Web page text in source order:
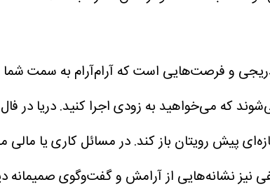
و فرصت‌هایی است که آرام‌آرام به سمت
که می‌خواهید به زودی اجرا کنید. دریا در
پیش رویتان باز کند. در مسائل کاری یا
نشانه‌هایی از آرامش و گفت‌وگوی صمیمانه